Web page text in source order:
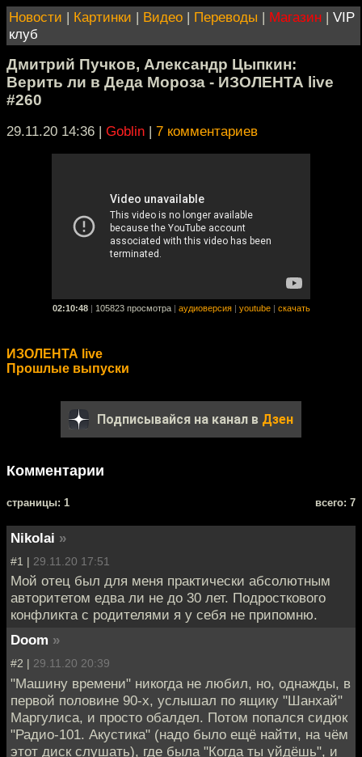
Новости | Картинки | Видео | Переводы | Магазин | VIP
клуб
Дмитрий Пучков, Александр Цыпкин:
Верить ли в Деда Мороза - ИЗОЛЕНТА live
#260
29.11.20 14:36 | Goblin | 7 комментариев
02:10:48 105823 просмотра аудиоверсия youtube скачать
ИЗОЛЕНТА live
Прошлые выпуски
Подписывайся на канал в Дзен
Комментарии
cтраницы: 1 всего: 7
Nikolai »
#1 | 29.11.20 17:51
Мой отец был для меня практически абсолютным
авторитетом едва ли не до 30 лет. Подросткового
конфликта с родителями я у себя не припомню.
Doom »
#2 | 29.11.20 20:39
"Машину времени" никогда не любил, но, однажды, в
первой половине 90-х, услышал по ящику "Шанхай"
Маргулиса, и просто обалдел. Потом попался сидюк
"Радио-101. Акустика" (надо было ещё найти, на чём
этот диск слушать), где была "Когда ты уйдёшь", и